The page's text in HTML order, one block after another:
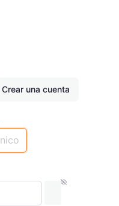
Crear una cuenta